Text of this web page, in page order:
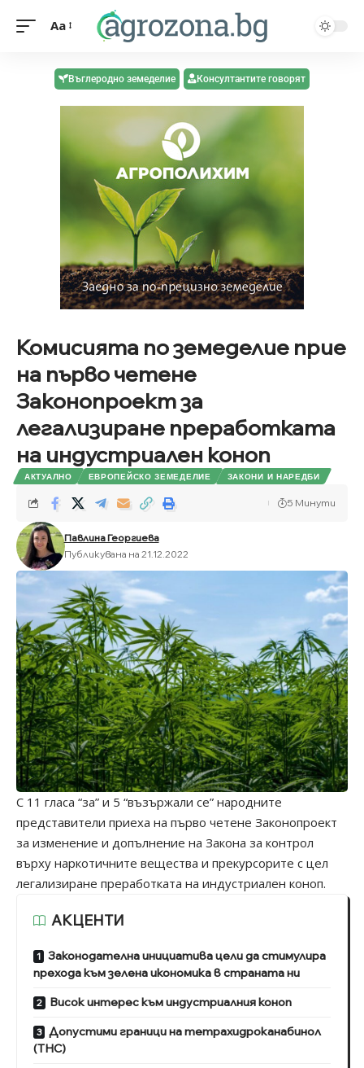
Aa
Въглеродно земеделие Консултантите говорят
Комисията по земеделие прие
на първо четене
Законопроект за
легализиране преработката
на индустриален коноп
АКТУАЛНО ЕВРОПЕЙСКО ЗЕМЕДЕЛИЕ ЗАКОНИ И НАРЕДБИ
Павлина Георгиева
Публикувана на 21.12.2022
5 Минути
С 11 гласа “за” и 5 “възържали се” народните
представители приеха на първо четене Законопроект
за изменение и допълнение на Закона за контрол
върху наркотичните вещества и прекурсорите с цел
легализиране преработката на индустриален коноп.
АКЦЕНТИ
Законодателна инициатива цели да стимулира
прехода към зелена икономика в страната ни
Висок интерес към индустриалния коноп
Допустими граници на тетрахидроканабинол
(ТНС)